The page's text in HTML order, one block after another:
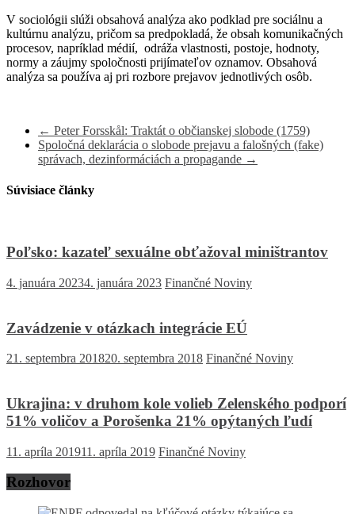
V sociológii slúži obsahová analýza ako podklad pre sociálnu a
kultúrnu analýzu, pričom sa predpokladá, že obsah komunikačných
procesov, napríklad médií, odráža vlastnosti, postoje, hodnoty,
normy a záujmy spoločnosti prijímateľov oznamov. Obsahová
analýza sa používa aj pri rozbore prejavov jednotlivých osôb.
← Peter Forsskål: Traktát o občianskej slobode (1759)
Spoločná deklarácia o slobode prejavu a falošných (fake)
správach, dezinformáciách a propagande →
Súvisiace články
Poľsko: kazateľ sexuálne obťažoval miništrantov
4. januára 20234. januára 2023 Finančné Noviny
Zavádzenie v otázkach integrácie EÚ
21. septembra 201820. septembra 2018 Finančné Noviny
Ukrajina: v druhom kole volieb Zelenského podporí
51% voličov a Porošenka 21% opýtaných ľudí
11. apríla 201911. apríla 2019 Finančné Noviny
Rozhovor